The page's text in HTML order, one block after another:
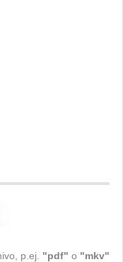
p.ej. "pdf" o "mkv"